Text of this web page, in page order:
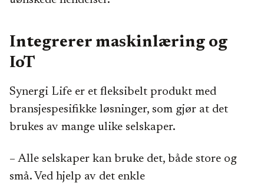
Integrerer maskinlæring og
IoT
Synergi Life er et fleksibelt produkt med
bransjespesifikke løsninger, som gjør at det
brukes av mange ulike selskaper.
– Alle selskaper kan bruke det, både store og
små. Ved hjelp av det enkle